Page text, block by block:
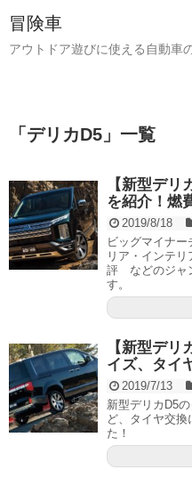
冒険車
アウトドア遊びに使える自動車
「 デリカD5 」 一覧
【新型デリ
を紹介！燃
2019/8/18
ビッグマイナ
リア・インテ
評 などのジャ
す。
【新型デ
イズ、タイ
2019/7/13
新型デリカD5
ど、タイヤ交
た！